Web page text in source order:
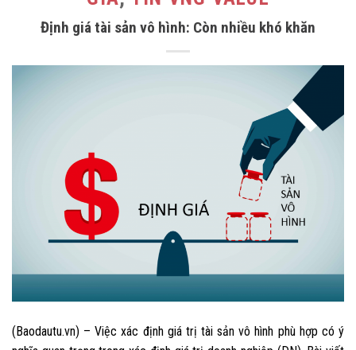
Định giá tài sản vô hình: Còn nhiều khó khăn
(Baodautu.vn) – Việc xác định giá trị tài sản vô hình phù hợp có ý